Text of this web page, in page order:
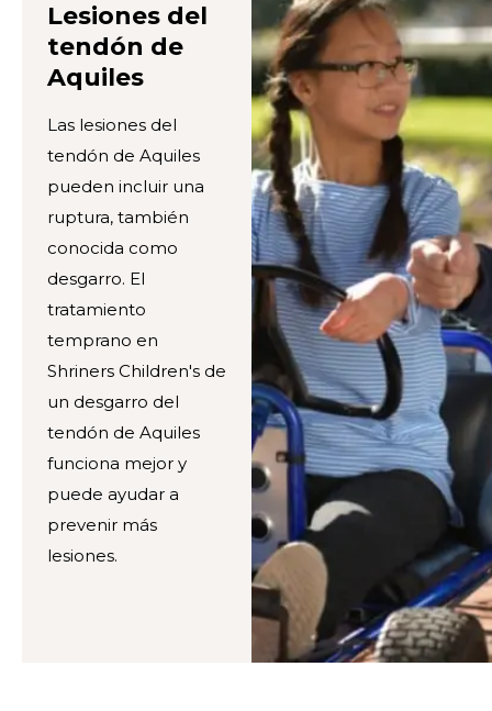
Lesiones del
tendón de
Aquiles
Las lesiones del
tendón de Aquiles
pueden incluir una
ruptura, también
conocida como
desgarro. El
tratamiento
temprano en
Shriners Children's de
un desgarro del
tendón de Aquiles
funciona mejor y
puede ayudar a
prevenir más
lesiones.